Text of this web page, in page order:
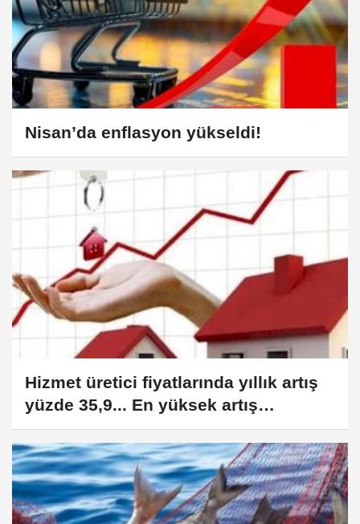
Nisan’da enflasyon yükseldi!
Hizmet üretici fiyatlarında yıllık artış
yüzde 35,9... En yüksek artış
gayrimenkulde